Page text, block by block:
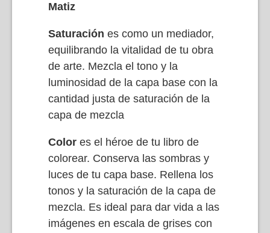
Matiz
Saturación es como un mediador,
equilibrando la vitalidad de tu obra
de arte. Mezcla el tono y la
luminosidad de la capa base con la
cantidad justa de saturación de la
capa de mezcla
Color es el héroe de tu libro de
colorear. Conserva las sombras y
luces de tu capa base. Rellena los
tonos y la saturación de la capa de
mezcla. Es ideal para dar vida a las
imágenes en escala de grises con